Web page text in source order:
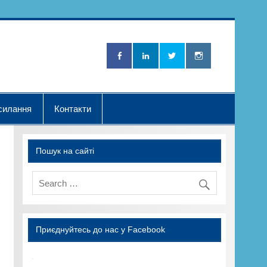
Хвилька"
Контакти
Пошук на сайті
Приєднуйтесь до нас у Facebook